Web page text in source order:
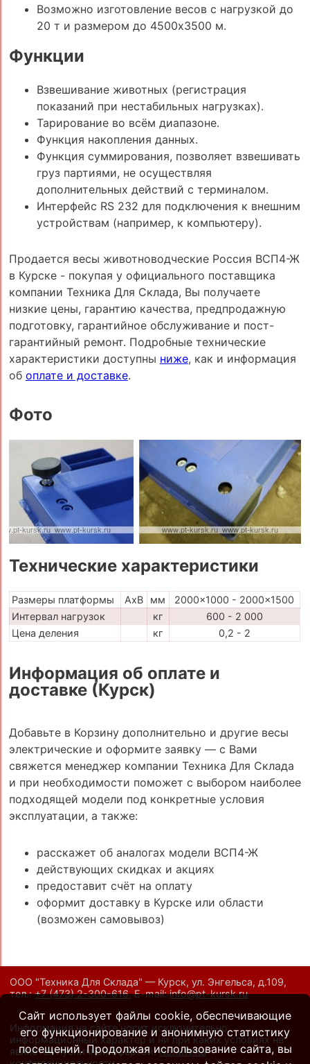
Возможно изготовление весов с нагрузкой до
20 т и размером до 4500х3500 м.
Функции
Взвешивание животных (регистрация
показаний при нестабильных нагрузках).
Тарирование во всём диапазоне.
Функция накопления данных.
Функция суммирования, позволяет взвешивать
груз партиями, не осуществляя
дополнительных действий с терминалом.
Интерфейс RS 232 для подключения к внешним
устройствам (например, к компьютеру).
Продается весы животноводческие Россия ВСП4-Ж
в Курске - покупая у официального поставщика
компании Техника Для Склада, Вы получаете
низкие цены, гарантию качества, предпродажную
подготовку, гарантийное обслуживание и пост-
гарантийный ремонт. Подробные технические
характеристики доступны ниже, как и информация
об оплате и доставке.
Фото
Технические характеристики
Размеры платформы AxB мм
2000x1000 - 2000x1500
Интервал нагрузок
кг
600 - 2 000
Цена деления
кг 0,2 - 2
Информация об оплате и
доставке (Курск)
Добавьте в Корзину дополнительно и другие весы
электрические и оформите заявку — с Вами
свяжется менеджер компании Техника Для Склада
и при необходимости поможет с выбором наиболее
подходящей модели под конкретные условия
эксплуатации, а также:
расскажет об аналогах модели ВСП4-Ж
действующих скидках и акциях
предоставит счёт на оплату
оформит доставку в Курске или области
(возможен самовывоз)
ООО "Техника Для Склада" — Курск, ул. Энгельса, д.109,
тел.:+7 (473) 2-300-616,E-mail:info@pt-kursk.ru
Информация на сайте носит исключительно
информационный характер и ни при каких условиях не
является публичной офертой.Политика
Сайт использует файлы cookie, обеспечивающие
его функционирование и анонимную статистику
посещений. Продолжая использование сайта, вы